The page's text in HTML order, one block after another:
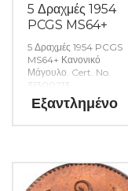
5 Δραχμές 1954
PCGS MS64+
5 Δραχμές 1954 PCGS
MS64+ Κανονικό
Μάγουλο. Cert. No.
31300213
Εξαντλημένο